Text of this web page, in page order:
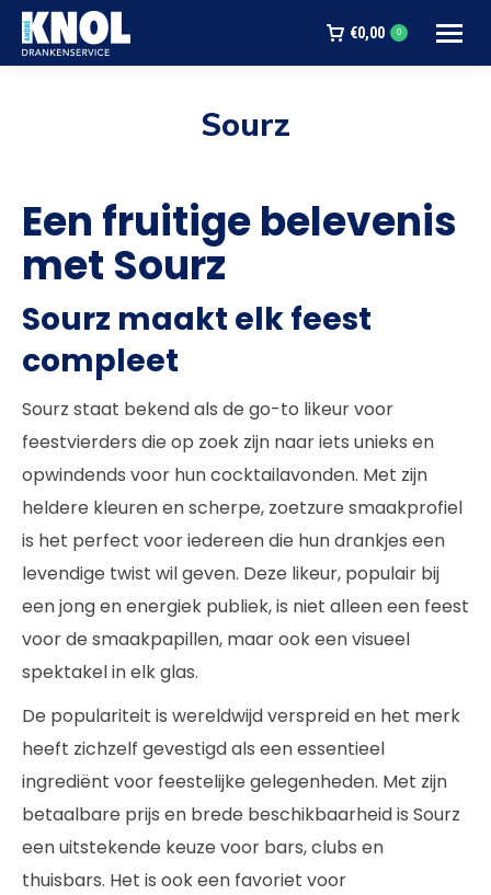
€0,00 0
Sourz
Een fruitige belevenis
met Sourz
Sourz maakt elk feest
compleet
Sourz staat bekend als de go-to likeur voor
feestvierders die op zoek zijn naar iets unieks en
opwindends voor hun cocktailavonden. Met zijn
heldere kleuren en scherpe, zoetzure smaakprofiel
is het perfect voor iedereen die hun drankjes een
levendige twist wil geven. Deze likeur, populair bij
een jong en energiek publiek, is niet alleen een feest
voor de smaakpapillen, maar ook een visueel
spektakel in elk glas.
De populariteit is wereldwijd verspreid en het merk
heeft zichzelf gevestigd als een essentieel
ingrediënt voor feestelijke gelegenheden. Met zijn
betaalbare prijs en brede beschikbaarheid is Sourz
een uitstekende keuze voor bars, clubs en
thuisbars. Het is ook een favoriet voor